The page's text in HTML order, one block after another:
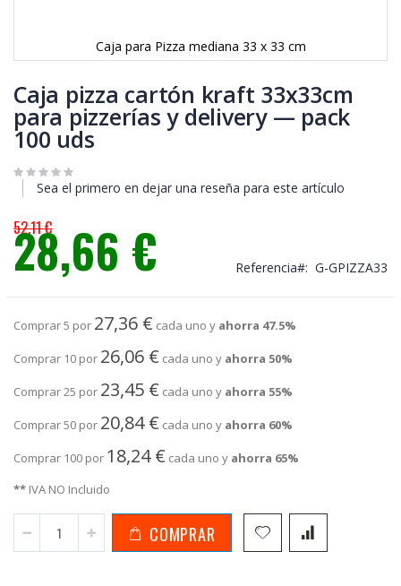
Caja para Pizza mediana 33 x 33 cm
al
comienzo
de
la
galería
de
imágenes
Caja pizza cartón kraft 33x33cm
para pizzerías y delivery — pack
100 uds
Sea el primero en dejar una reseña para este artículo
52,11 €
Precio
especial
28,66 € Referencia G-GPIZZA33
Comprar 5 por 27,36 € cada uno y ahorra 47.5%
Comprar 10 por 26,06 € cada uno y ahorra 50%
Comprar 25 por 23,45 € cada uno y ahorra 55%
Comprar 50 por 20,84 € cada uno y ahorra 60%
Comprar 100 por 18,24 € cada uno y ahorra 65%
** IVA NO Incluido
COMPRAR